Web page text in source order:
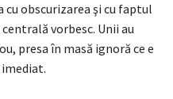
cu obscurizarea şi cu faptul
centrală vorbesc. Unii au
presa în masă ignoră ce e